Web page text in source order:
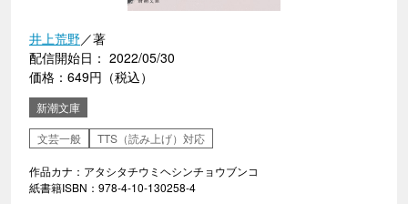
井上荒野／著
配信開始日： 2022/05/30
価格：649円（税込）
新潮文庫
文芸一般
TTS（読み上げ）対応
作品カナ：アタシタチウミヘシンチョウブンコ
紙書籍ISBN：978-4-10-130258-4